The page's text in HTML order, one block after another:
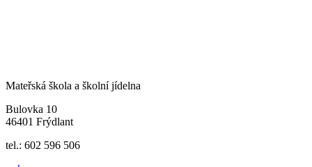
Mateřská škola a školní jídelna
Bulovka 10
46401 Frýdlant
tel.: 602 596 506